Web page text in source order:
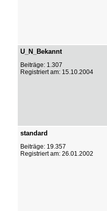
U_N_Bekannt
Beiträge: 1.307
Registriert am: 15.10.2004
standard
Beiträge: 19.357
Registriert am: 26.01.2002